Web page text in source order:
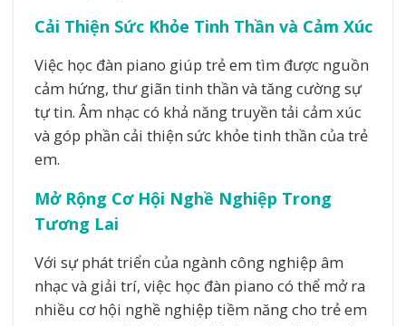
Cải Thiện Sức Khỏe Tinh Thần và Cảm Xúc
Việc học đàn piano giúp trẻ em tìm được nguồn
cảm hứng, thư giãn tinh thần và tăng cường sự
tự tin. Âm nhạc có khả năng truyền tải cảm xúc
và góp phần cải thiện sức khỏe tinh thần của trẻ
em.
Mở Rộng Cơ Hội Nghề Nghiệp Trong
Tương Lai
Với sự phát triển của ngành công nghiệp âm
nhạc và giải trí, việc học đàn piano có thể mở ra
nhiều cơ hội nghề nghiệp tiềm năng cho trẻ em